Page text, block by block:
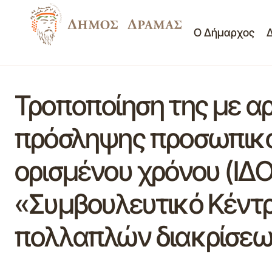
Ο Δήμαρχος
Τροποποίηση της με
πρόσληψης
ορισμένου χρόνου
«Συμβουλευτικό
πολλαπλών